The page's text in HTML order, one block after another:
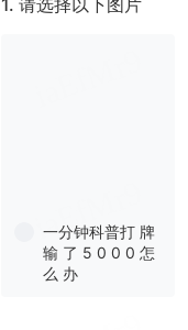
1. 请选择以下图片
一分钟科普打 牌
输 了 5 0 0 0 怎
么 办